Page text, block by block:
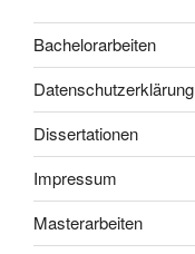
Bachelorarbeiten
Datenschutzerklärung
Dissertationen
Impressum
Masterarbeiten